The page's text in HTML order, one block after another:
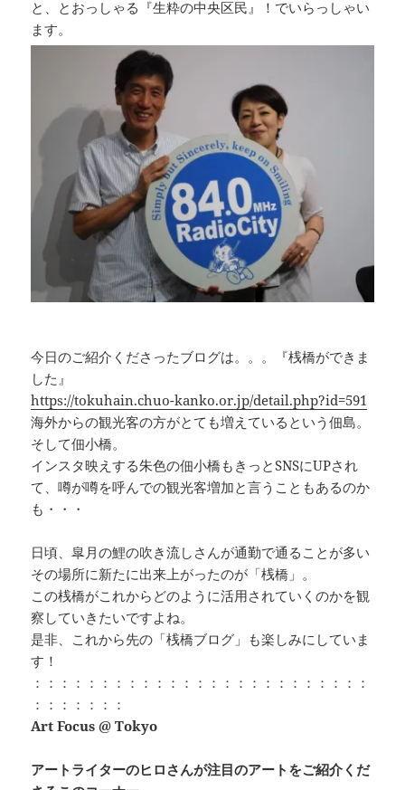
と、とおっしゃる『生粋の中央区民』！でいらっしゃい
ます。
今日のご紹介くださったブログは。。。『桟橋ができま
した』
https://tokuhain.chuo-kanko.or.jp/detail.php?id=591
海外からの観光客の方がとても増えているという佃島。
そして佃小橋。
インスタ映えする朱色の佃小橋もきっとSNSにUPされ
て、噂が噂を呼んでの観光客増加と言うこともあるのか
も・・・
日頃、皐月の鯉の吹き流しさんが通勤で通ることが多い
その場所に新たに出来上がったのが「桟橋」。
この桟橋がこれからどのように活用されていくのかを観
察していきたいですよね。
是非、これから先の「桟橋ブログ」も楽しみにしていま
す！
：：：：：：：：：：：：：：：：：：：：：：：：：
：：：：：：：
Art Focus @ Tokyo
アートライターのヒロさんが注目のアートをご紹介くだ